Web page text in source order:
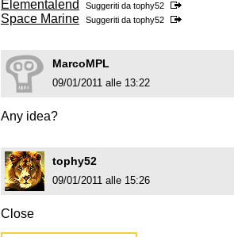
Elementalend Suggeriti da tophy52
Space Marine Suggeriti da tophy52
MarcoMPL
09/01/2011 alle 13:22
Any idea?
tophy52
09/01/2011 alle 15:26
Close